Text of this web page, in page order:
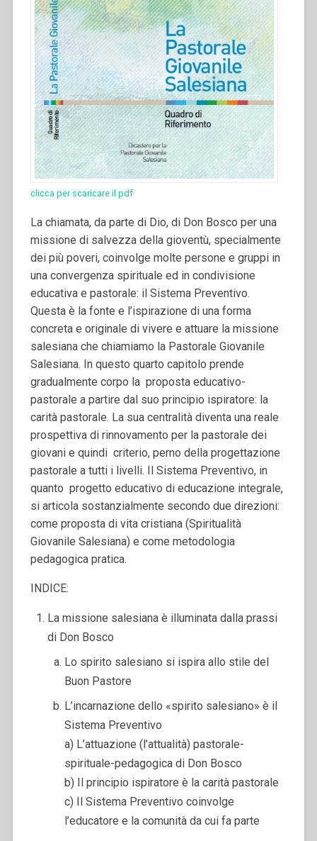
clicca per scaricare il pdf
La chiamata, da parte di Dio, di Don Bosco per una
missione di salvezza della gioventù, specialmente
dei più poveri, coinvolge molte persone e gruppi in
una convergenza spirituale ed in condivisione
educativa e pastorale: il Sistema Preventivo.
Questa è la fonte e l’ispirazione di una forma
concreta e originale di vivere e attuare la missione
salesiana che chiamiamo la Pastorale Giovanile
Salesiana. In questo quarto capitolo prende
gradualmente corpo la proposta educativo-
pastorale a partire dal suo principio ispiratore: la
carità pastorale. La sua centralità diventa una reale
prospettiva di rinnovamento per la pastorale dei
giovani e quindi criterio, perno della progettazione
pastorale a tutti i livelli. Il Sistema Preventivo, in
quanto progetto educativo di educazione integrale,
si articola sostanzialmente secondo due direzioni:
come proposta di vita cristiana (Spiritualità
Giovanile Salesiana) e come metodologia
pedagogica pratica.
INDICE:
La missione salesiana è illuminata dalla prassi
di Don Bosco
Lo spirito salesiano si ispira allo stile del
Buon Pastore
L’incarnazione dello «spirito salesiano» è il
Sistema Preventivo
a) L’attuazione (l’attualità) pastorale-
spirituale-pedagogica di Don Bosco
b) Il principio ispiratore è la carità pastorale
c) Il Sistema Preventivo coinvolge
l’educatore e la comunità da cui fa parte